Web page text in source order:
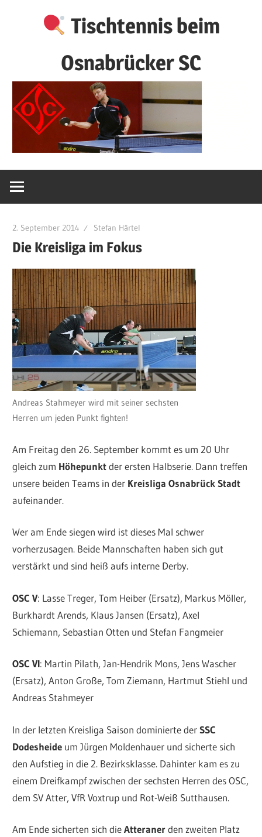
Tischtennis beim
Osnabrücker SC
2. September 2014 Stefan Härtel
Die Kreisliga im Fokus
Andreas Stahmeyer wird mit seiner sechsten
Herren um jeden Punkt fighten!
Am Freitag den 26. September kommt es um 20 Uhr
gleich zum Höhepunktder ersten Halbserie. Dann treffen
unsere beiden Teams in der Kreisliga Osnabrück Stadt
aufeinander.
Wer am Ende siegen wird ist dieses Mal schwer
vorherzusagen. Beide Mannschaften haben sich gut
verstärkt und sind heiß aufs interne Derby.
OSC V: Lasse Treger, Tom Heiber (Ersatz), Markus Möller,
Burkhardt Arends, Klaus Jansen (Ersatz), Axel
Schiemann, Sebastian Otten und Stefan Fangmeier
OSC VI: Martin Pilath, Jan-Hendrik Mons, Jens Wascher
(Ersatz), Anton Große, Tom Ziemann, Hartmut Stiehl und
Andreas Stahmeyer
In der letzten Kreisliga Saison dominierte derSSC
Dodesheide um Jürgen Moldenhauer und sicherte sich
den Aufstieg in die 2. Bezirksklasse. Dahinter kam es zu
einem Dreifkampf zwischen der sechsten Herren des OSC,
dem SV Atter, VfR Voxtrup und Rot-Weiß Sutthausen.
Am Ende sicherten sich dieAtteranerden zweiten Platz